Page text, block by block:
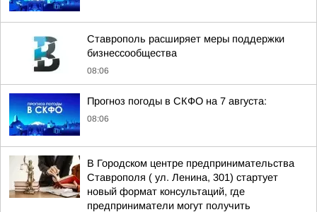
Ставрополь расширяет меры поддержки
бизнессообщества
08:06
Прогноз погоды в СКФО на 7 августа:
08:06
В Городском центре предпринимательства
Ставрополя ( ул. Ленина, 301) стартует
новый формат консультаций, где
предприниматели могут получить